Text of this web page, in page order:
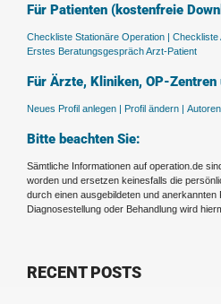
Für Patienten (kostenfreie
Checkliste Stationäre Operation | Checkliste
Erstes Beratungsgespräch Arzt-Patient
Für Ärzte, Kliniken, OP-Zentren
Neues Profil anlegen | Profil ändern |
Bitte beachten Sie:
Sämtliche Informationen auf operation.de
worden und ersetzen keinesfalls die
durch einen ausgebildeten und
Diagnosestellung oder Behandlung wird
RECENT POSTS